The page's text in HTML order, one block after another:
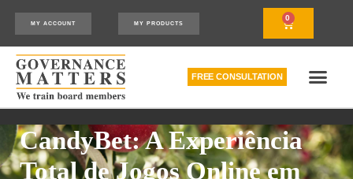
MY ACCOUNT MY PRODUCTS
0
FREE CONSULTATION
CandyBet: A Experiência
Total de Jogos Online em